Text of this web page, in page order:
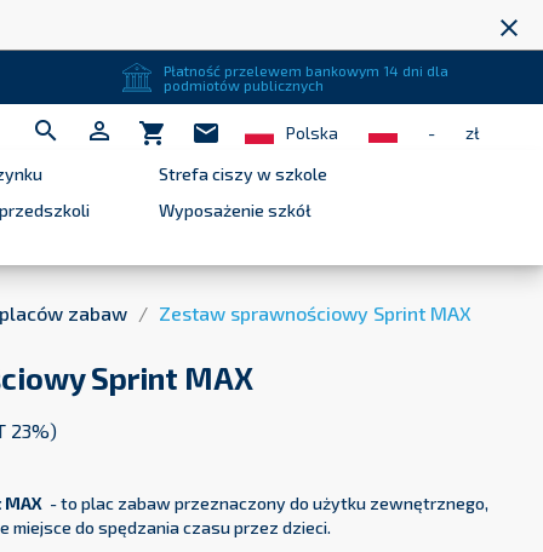
close
Płatność przelewem bankowym 14 dni dla
podmiotów publicznych
  shopping_cart mail Polska -
zł
Strefa ciszy w szkole
Wyposażenie szkół
zabaw Zestaw sprawnościowy Sprint MAX
Sprint MAX
23%)
- to plac zabaw przeznaczony do użytku zewnętrznego,
miejsce do spędzania czasu przez dzieci.